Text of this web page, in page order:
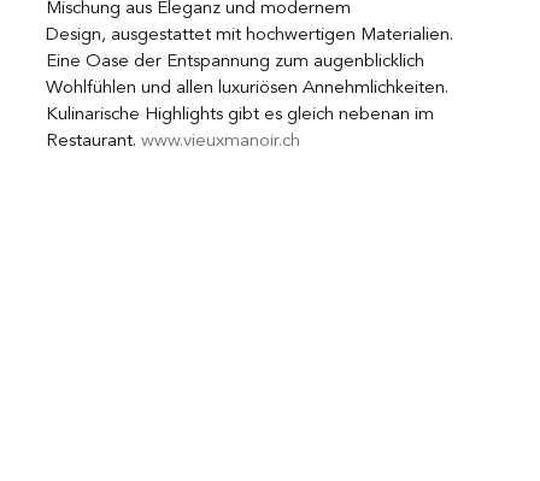
Mischung aus Eleganz und modernem
Design, ausgestattet mit hochwertigen Materialien.
Eine Oase der Entspannung zum augenblicklich
Wohlfühlen und allen luxuriösen Annehmlichkeiten.
Kulinarische Highlights gibt es gleich nebenan im
Restaurant. www.vieuxmanoir.ch